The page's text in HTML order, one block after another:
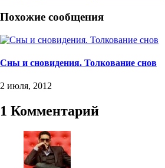
Похожие сообщения
Сны и сновидения. Толкование снов
2 июля, 2012
1 Комментарий